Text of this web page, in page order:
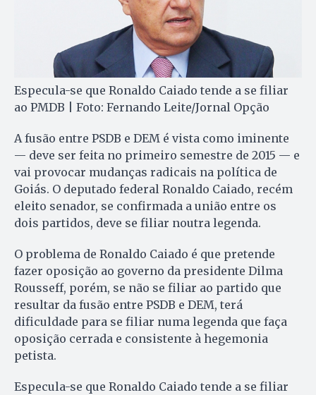
Especula-se que Ronaldo Caiado tende a se filiar
ao PMDB | Foto: Fernando Leite/Jornal Opção
A fusão entre PSDB e DEM é vista como iminente
— deve ser feita no primeiro semestre de 2015 — e
vai provocar mudanças radicais na política de
Goiás. O deputado federal Ronaldo Caiado, recém
eleito senador, se confirmada a união entre os
dois partidos, deve se filiar noutra legenda.
O problema de Ronaldo Caiado é que pretende
fazer oposição ao governo da presidente Dilma
Rousseff, porém, se não se filiar ao partido que
resultar da fusão entre PSDB e DEM, terá
dificuldade para se filiar numa legenda que faça
oposição cerrada e consistente à hegemonia
petista.
Especula-se que Ronaldo Caiado tende a se filiar